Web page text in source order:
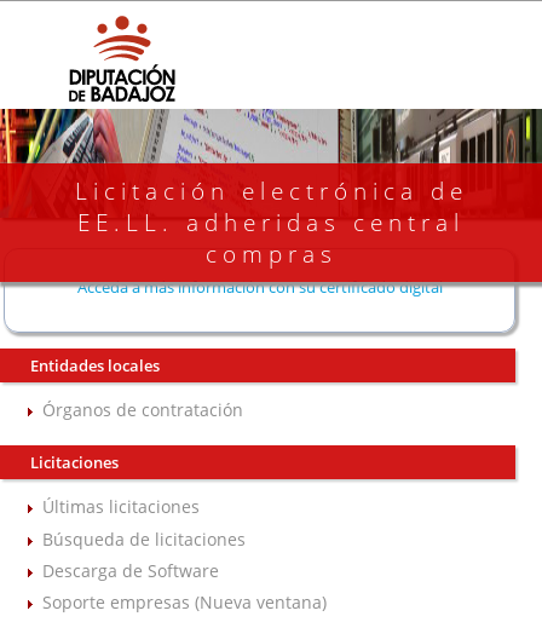
Licitación electrónica de
EE.LL. adheridas central
compras
Acceda a más información con su certificado digital
Entidades locales
Órganos de contratación
Licitaciones
Últimas licitaciones
Búsqueda de licitaciones
Descarga de Software
Soporte empresas (Nueva ventana)